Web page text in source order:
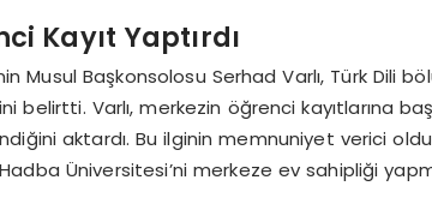
Kayıt Yaptırdı
Musul Başkonsolosu Serhad Varlı, Türk Dili
belirtti. Varlı, merkezin öğrenci kayıtlarına
aktardı. Bu ilginin memnuniyet verici
Üniversitesi’ni merkeze ev sahipliği